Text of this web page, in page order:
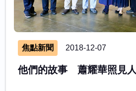
焦點新聞 2018-12-07
他們的故事 蕭耀華照見